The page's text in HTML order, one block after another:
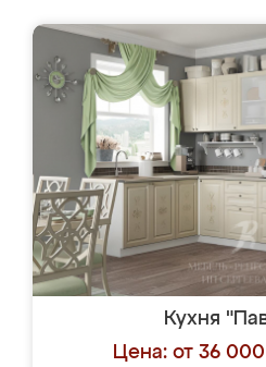
Кухня
Цена: от 36